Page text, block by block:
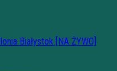
Białystok [NA ŻYWO]